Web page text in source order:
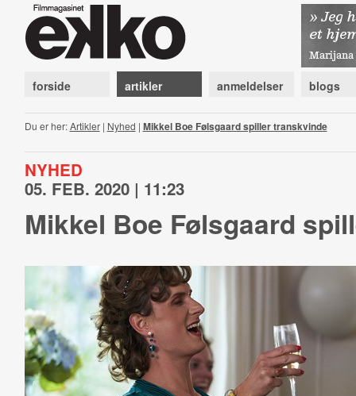
forside artikler anmeldelser blogs
Du er her:Artikler| Nyhed | Mikkel Boe Følsgaard spiller transkvinde
NYHED
05. FEB. 2020 | 11:23
Mikkel Boe Følsgaard